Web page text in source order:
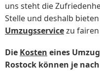
uns steht die
Stelle und deshalb
Umzugsservicezu
Die Kosten eines
Rostock können je